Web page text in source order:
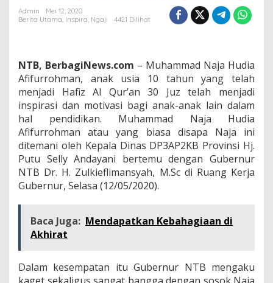
Hafal
Juz
dengan
Artinya
Admin
Mei 12, 2020
Berita Utama Inspira Ngaji 4421 Dilihat
NTB, BerbagiNews.com – Muhammad Naja Hudia
Afifurrohman, anak usia 10 tahun yang telah
menjadi Hafiz Al Qur’an 30 Juz telah menjadi
inspirasi dan motivasi bagi anak-anak lain dalam
hal pendidikan. Muhammad Naja Hudia
Afifurrohman atau yang biasa disapa Naja ini
ditemani oleh Kepala Dinas DP3AP2KB Provinsi Hj.
Putu Selly Andayani bertemu dengan Gubernur
NTB Dr. H. Zulkieflimansyah, M.Sc di Ruang Kerja
Gubernur, Selasa (12/05/2020).
Baca Juga: Mendapatkan Kebahagiaan di
Akhirat
Dalam kesempatan itu Gubernur NTB mengaku